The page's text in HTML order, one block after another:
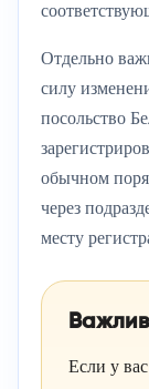
Отдельно
силу
посольство
обычном
через
месту
Если у